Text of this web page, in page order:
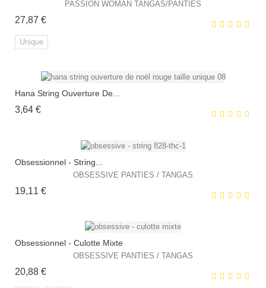
HORS STOCK
PASSION WOMAN TANGAS/PANTIES
27,87 €Prix
Unique
HORS STOCK
Hana String Ouverture De...
3,64 €Prix
Obsessionnel - String...
OBSESSIVE PANTIES / TANGAS
19,11 €Prix
Obsessionnel - Culotte Mixte
OBSESSIVE PANTIES / TANGAS
20,88 €Prix